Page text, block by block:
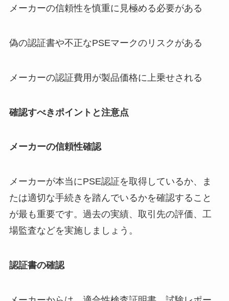
メーカーの信頼性を慎重に見極める必要がある
偽の認証書や不正なPSEマークのリスクがある
メーカーの認証費用が製品価格に上乗せされる
確認すべきポイントと注意点
メーカーの信頼性確認
メーカーが本当にPSE認証を取得しているか、ま
たは適切な手続きを踏んでいるかを確認すること
が最も重要です。過去の実績、取引先の評価、工
場監査などを実施しましょう。
認証書の確認